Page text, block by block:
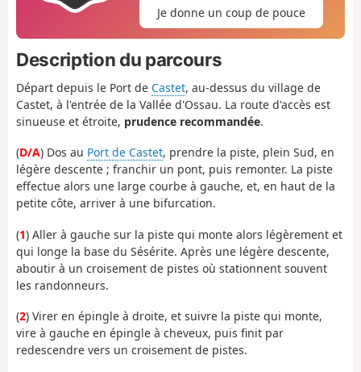
Je donne un coup de pouce
Description du parcours
Départ depuis le Port de Castet, au-dessus du village de
Castet, à l'entrée de la Vallée d'Ossau. La route d'accès est
sinueuse et étroite, prudence recommandée.
(D/A) Dos au Port de Castet, prendre la piste, plein Sud, en
légère descente ; franchir un pont, puis remonter. La piste
effectue alors une large courbe à gauche, et, en haut de la
petite côte, arriver à une bifurcation.
(1) Aller à gauche sur la piste qui monte alors légèrement et
qui longe la base du Sésérite. Après une légère descente,
aboutir à un croisement de pistes où stationnent souvent
les randonneurs.
(2) Virer en épingle à droite, et suivre la piste qui monte,
vire à gauche en épingle à cheveux, puis finit par
redescendre vers un croisement de pistes.